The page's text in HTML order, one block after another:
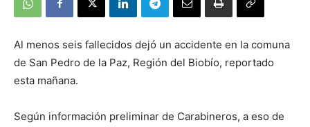
Al menos seis fallecidos dejó un accidente en la comuna
de San Pedro de la Paz, Región del Biobío, reportado
esta mañana.
Según información preliminar de Carabineros, a eso de